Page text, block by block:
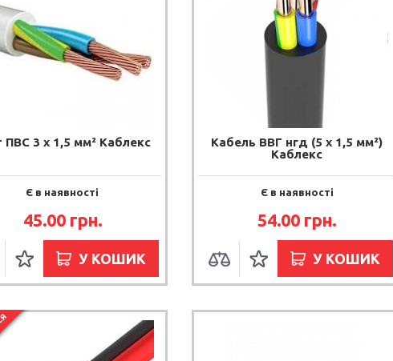
ПВС 3 х 1,5 мм² Каблекс
Є в наявності
45.00 грн.
У КОШИК
Кабель ВВГ нгд (5 x 1,5 мм²)
Каблекс
Є в наявності
54.00 грн.
У КОШИК